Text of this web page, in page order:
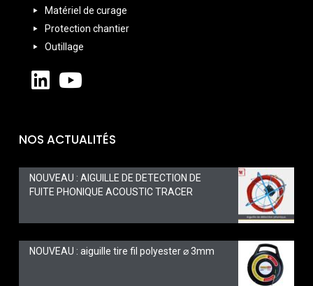
Matériel de curage
Protection chantier
Outillage
NOS ACTUALITÉS
NOUVEAU : AIGUILLE DE DETECTION DE
FUITE PHONIQUE ACOUSTIC TRACER
NOUVEAU : aiguille tire fil polyester ⌀ 3mm